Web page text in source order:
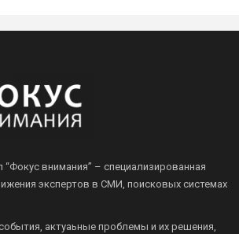
“Фокус внимания” – специализированная
экспертов в СМИ, поисковых системах
актуаьные проблемы и их решения,